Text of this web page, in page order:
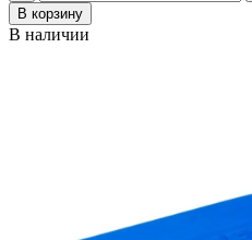
В корзину
В наличии